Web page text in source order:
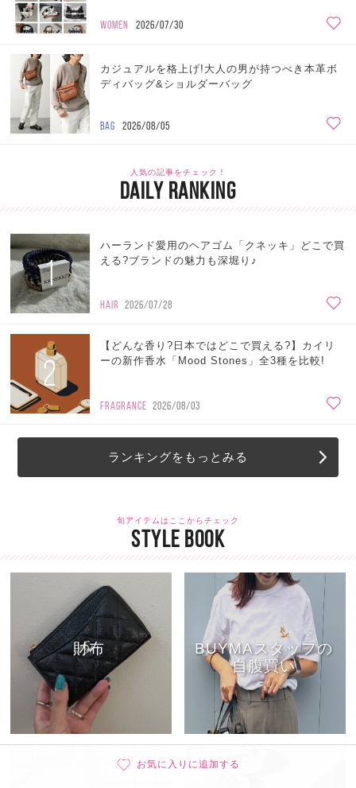
お気に入りに追加する
WOMEN 2026/07/30
カジュアルを格上げ!大人の男が持つべき本革ボ
ディバッグ&ショルダーバッグ
BAG 2026/08/05
人気の記事をチェック！
DAILY RANKING
1
ハーランド愛用のヘアゴム「クネッキ」どこで買
える?ブランドの魅力も深堀り♪
HAIR 2026/07/28
2
【どんな香り?日本ではどこで買える?】カイリ
ーの新作香水「Mood Stones」全3種を比較!
FRAGRANCE 2026/08/03
ランキングをもっとみる
旬アイテムはここからチェック
STYLE BOOK
財布
BUYMAスタッフの
自腹買い